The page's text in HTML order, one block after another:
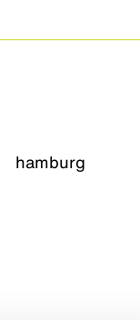
hamburg